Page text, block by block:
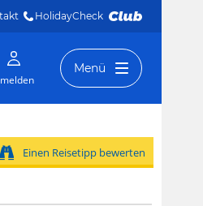
HolidayCheck
Menü
Einen Reisetipp bewerten